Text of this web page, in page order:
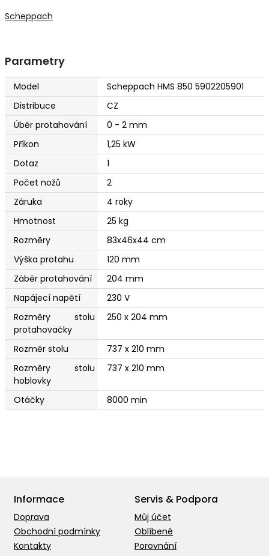
Scheppach
Parametry
Model
Scheppach HMS 850 5902205901
Distribuce
CZ
Úběr protahování
0 - 2 mm
Příkon
1,25 kW
Dotaz
1
Počet nožů
2
Záruka
4 roky
Hmotnost
25 kg
Rozměry
83x46x44 cm
Výška protahu
120 mm
Záběr protahování
204 mm
Napájecí napětí
230 V
Rozměry stolu
protahovačky
250 x 204 mm
Rozměr stolu
737 x 210 mm
Rozměry stolu
hoblovky
737 x 210 mm
Otáčky 8000 min
Informace
Doprava
Obchodní podmínky
Kontakty
Servis & Podpora
Můj účet
Oblíbené
Porovnání